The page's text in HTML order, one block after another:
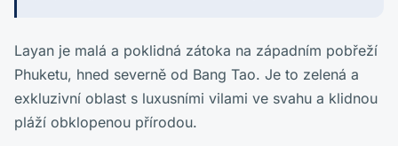
Layan je malá a poklidná zátoka na západním pobřeží
Phuketu, hned severně od Bang Tao. Je to zelená a
exkluzivní oblast s luxusními vilami ve svahu a klidnou
pláží obklopenou přírodou.